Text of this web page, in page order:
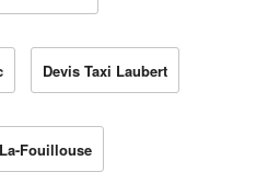
Devis Taxi Laubert
Fouillouse